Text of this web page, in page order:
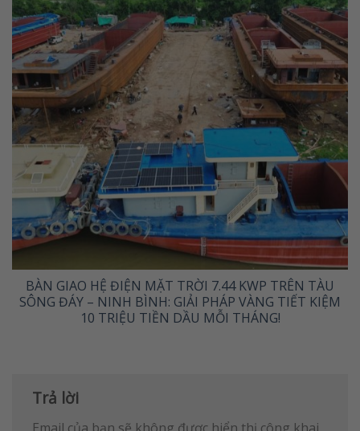
BÀN GIAO HỆ ĐIỆN MẶT TRỜI 7.44 KWP TRÊN TÀU
SÔNG ĐÁY – NINH BÌNH: GIẢI PHÁP VÀNG TIẾT KIỆM
10 TRIỆU TIỀN DẦU MỖI THÁNG!
Trả lời